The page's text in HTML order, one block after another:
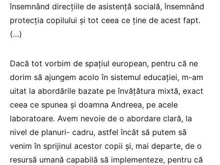
însemnând direcțiile de asistență socială, însemnând
protecția copilului și tot ceea ce ține de acest fapt.
(…)
Dacă tot vorbim de spațiul european, pentru că ne
dorim să ajungem acolo în sistemul educației, m-am
uitat la abordările bazate pe învățătura mixtă, exact
ceea ce spunea și doamna Andreea, pe acele
laboratoare. Avem nevoie de o abordare clară, la
nivel de planuri- cadru, astfel încât să putem să
venim în sprijinul acestor copii și, mai departe, de o
resursă umană capabilă să implementeze, pentru că